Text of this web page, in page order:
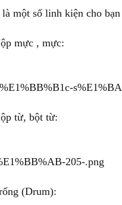
một số linh kiện cho bạn
mực , mực:
từ, bột từ:
(Drum):